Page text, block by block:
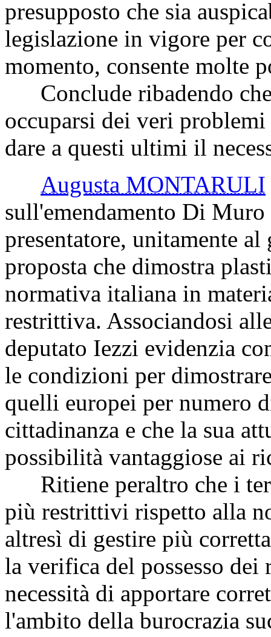
presupposto che sia
legislazione in vigore per
momento, consente molte
Conclude ribadendo che
occuparsi dei veri
dare a questi ultimi il
Augusta MONTARULI
sull'emendamento Di
presentatore, unitamente
proposta che dimostra
normativa italiana in
restrittiva. Associandosi
deputato Iezzi evidenzia
le condizioni per
quelli europei per numero
cittadinanza e che la sua
possibilità vantaggiose ai
Ritiene peraltro che i
più restrittivi rispetto alla
altresì di gestire più
la verifica del possesso dei
necessità di apportare
l'ambito della burocrazia